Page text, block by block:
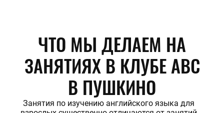
ЧТО МЫ ДЕЛАЕМ НА
ЗАНЯТИЯХ В КЛУБЕ ABC
В ПУШКИНО
Занятия по изучению английского языка для